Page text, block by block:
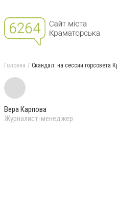
Головна Скандал: на сессии горсовета
Вера Карпова
Журналист-менеджер